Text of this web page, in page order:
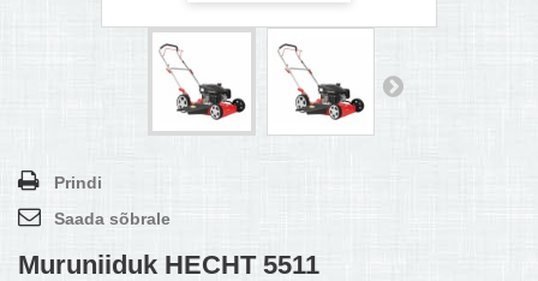
Prindi
Saada sõbrale
Muruniiduk HECHT 5511